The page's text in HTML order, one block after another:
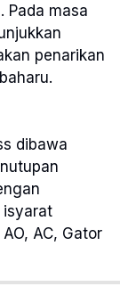
Pada masa
penarikan
dibawa
isyarat
AC, Gator